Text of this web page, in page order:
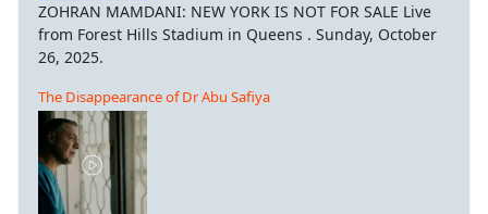
ZOHRAN MAMDANI: NEW YORK IS NOT FOR SALE Live
from Forest Hills Stadium in Queens . Sunday, October
26, 2025.
The Disappearance of Dr Abu Safiya